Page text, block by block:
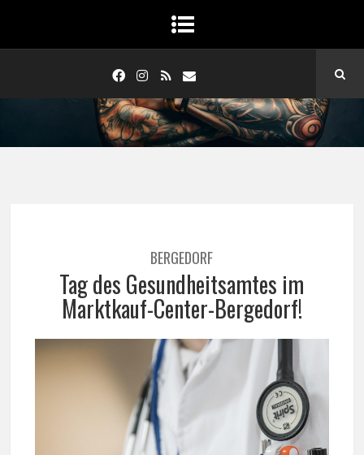
BERGEDORF
Tag des Gesundheitsamtes im
Marktkauf-Center-Bergedorf!